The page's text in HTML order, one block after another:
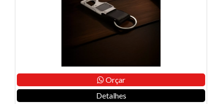
Orçar
Detalhes